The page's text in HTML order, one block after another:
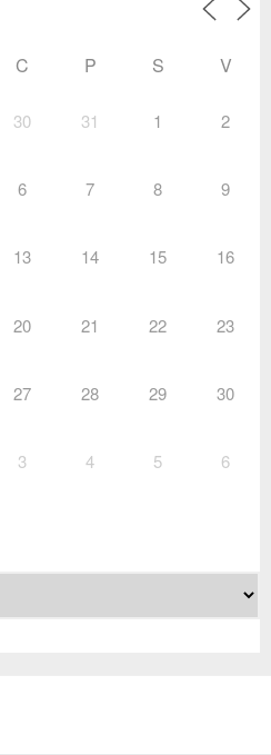
C P S V
30 31 1 2
6 7 8 9
13 14 15 16
20 21 22 23
27 28 29 30
3 4 5 6